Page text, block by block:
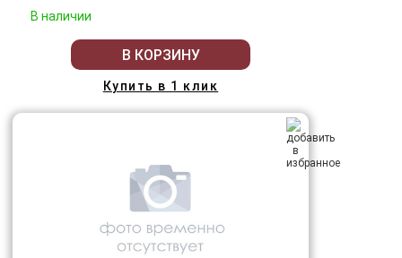
В наличии
В КОРЗИНУ
Купить в 1 клик